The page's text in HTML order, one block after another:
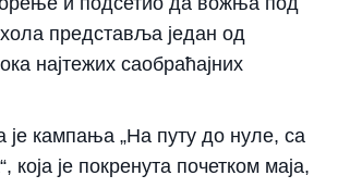
представља један од
најтежих саобраћајних
је кампања „На путу до нуле, са
која је покренута почетком маја,